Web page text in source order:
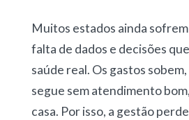
Muitos estados ainda
falta de dados e decisões
saúde real. Os gastos
segue sem atendimento
casa. Por isso, a gestão